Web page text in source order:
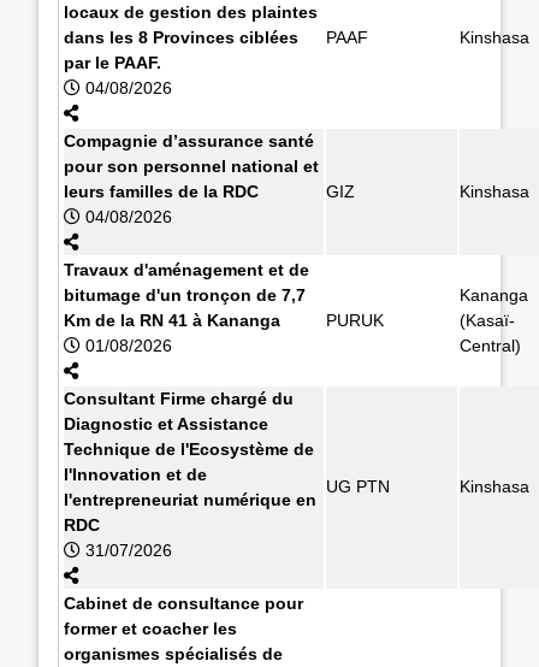
locaux de gestion des plaintes
dans les 8 Provinces ciblées
par le PAAF.
04/08/2026
PAAF Kinshasa
Compagnie d’assurance santé
pour son personnel national et
leurs familles de la RDC
04/08/2026
GIZ Kinshasa
Travaux d'aménagement et de
bitumage d'un tronçon de 7,7
Km de la RN 41 à Kananga
01/08/2026
PURUK
Kananga
(Kasaï-
Central)
Consultant Firme chargé du
Diagnostic et Assistance
Technique de l'Ecosystème de
l'Innovation et de
l'entrepreneuriat numérique en
RDC
31/07/2026
UG PTN Kinshasa
Cabinet de consultance pour
former et coacher les
organismes spécialisés de